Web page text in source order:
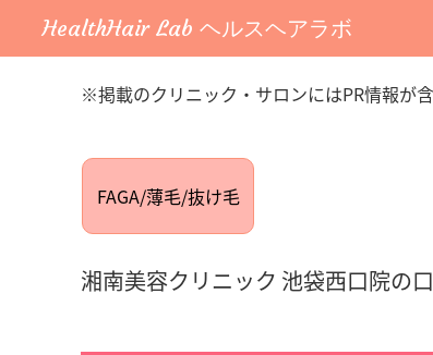
HealthHair Lab ヘルスヘアラボ
※掲載のクリニック・サロンにはPR情報が含
FAGA/薄毛/抜け毛
湘南美容クリニック 池袋西口院の